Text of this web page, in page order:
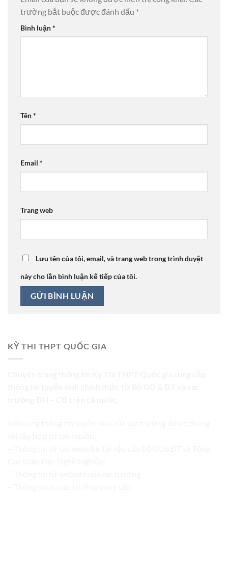
trường bắt buộc được đánh dấu *
Bình luận*
Tên*
Email *
Trang web
Lưu tên của tôi, email, và trang web trong trình duyệt
này cho lần bình luận kế tiếp của tôi.
KỲ THI THPT QUỐC GIA